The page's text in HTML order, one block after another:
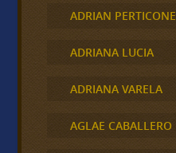
ADRIAN PERTICONE
ADRIANA LUCIA
ADRIANA VARELA
AGLAE CABALLERO